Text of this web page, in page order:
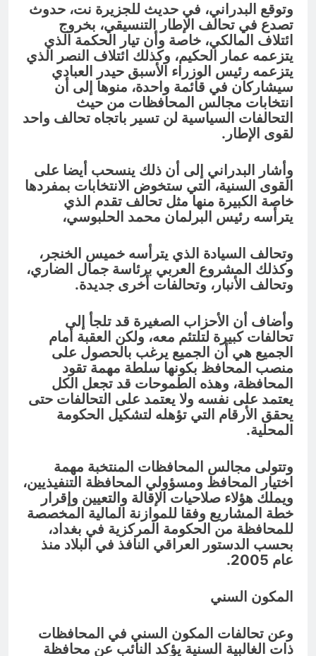
وتوقع البدراني، في حديث للجزيرة نت، حدوث
تصدع في تحالف الإطار التنسيقي، بخروج
ائتلاف المالكي، خاصة وأن تيار الحكمة الذي
يتزعمه عمار الحكيم، وكذلك ائتلاف النصر الذي
يتزعمه رئيس الوزراء الأسبق حيدر العبادي
سيشاركان في قائمة واحدة، منوها إلى أن
انتخابات مجالس المحافظات من حيث
التحالفات السياسية لن تسير باتجاه تحالف واحد
لقوى الإطار.
وأشار البدراني إلى أن ذلك ينسحب أيضا على
القوى السنية، التي ستخوض الانتخابات بمفردها
خاصة الكبيرة منها مثل تحالف تقدم الذي
يترأسه رئيس البرلمان محمد الحلبوسي،
وتحالف السيادة الذي يترأسه خميس الخنجر،
وكذلك المشروع العربي برئاسة جمال الضاري،
وتحالف الأنبار، وتحالفات أخرى جديدة.
وأضاف أن الأحزاب الصغيرة قد تلجأ إلى
تحالفات كبيرة لتلتئم معه، ولكن العقبة أمام
الجميع هي أن الجميع يرغب بالحصول على
منصب المحافظ بكونها سلطة مهمة تقود
المحافظة، وهذه الطموحات قد تجعل الكل
يعتمد على نفسه ولا يعتمد على التحالفات حتى
يحقق الأرقام التي تؤهله لتشكيل الحكومة
المحلية.
وتتولى مجالس المحافظات المنتخبة مهمة
اختيار المحافظ ومسؤولي المحافظة التنفيذيين،
ويملك هؤلاء صلاحيات الإقالة والتعيين وإقرار
خطة المشاريع وفقا للموازنة المالية المخصصة
للمحافظة من الحكومة المركزية في بغداد،
بحسب الدستور العراقي النافذ في البلاد منذ
عام 2005.
المكون السني
وعن تحالفات المكون السني في المحافظات
ذات الغالبية السنية يؤكد النائب عن محافظة